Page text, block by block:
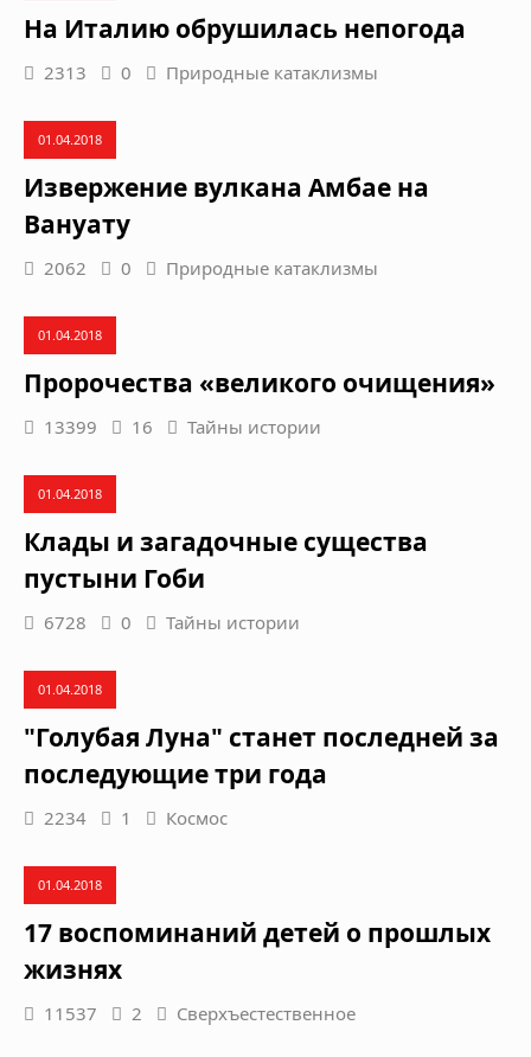
На Италию обрушилась непогода
2313 0 Природные катаклизмы
01.04.2018
Извержение вулкана Амбае на
Вануату
2062 0 Природные катаклизмы
01.04.2018
Пророчества «великого очищения»
13399 16 Тайны истории
01.04.2018
Клады и загадочные существа
пустыни Гоби
6728 0 Тайны истории
01.04.2018
"Голубая Луна" станет последней за
последующие три года
2234 1 Космос
01.04.2018
17 воспоминаний детей о прошлых
жизнях
11537 2 Сверхъестественное